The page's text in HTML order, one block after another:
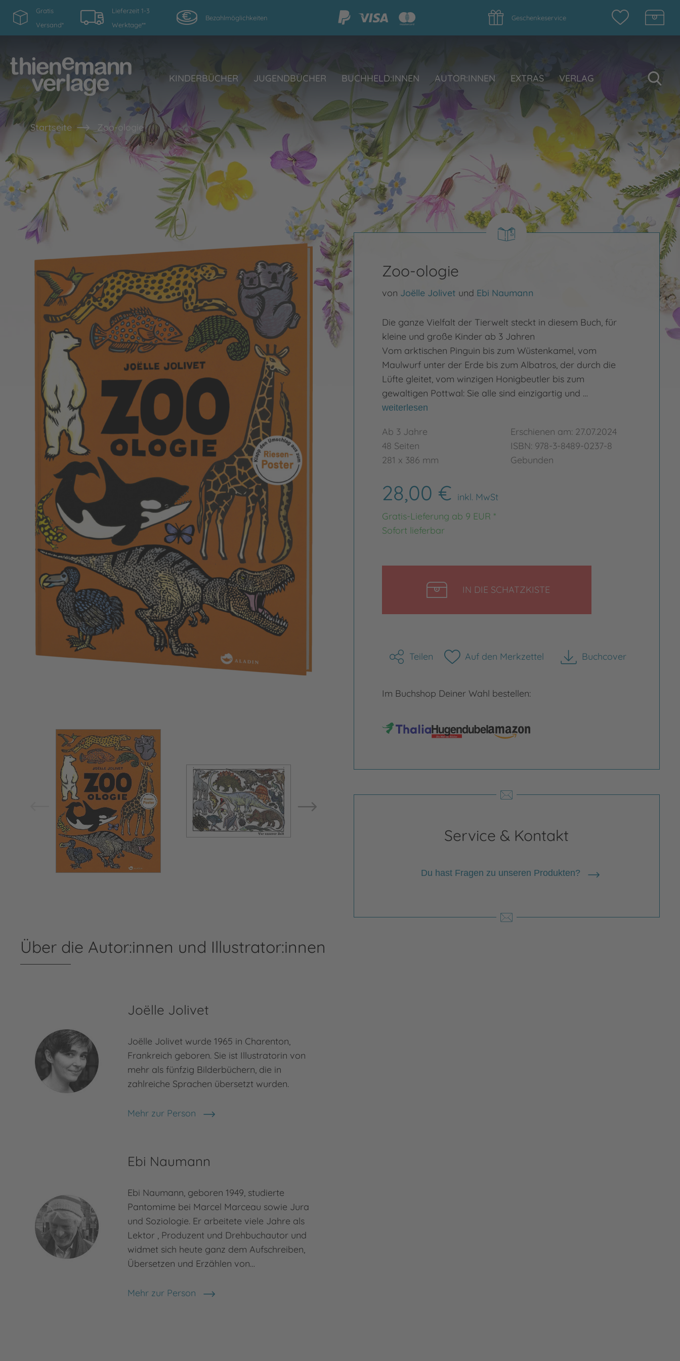
Gratis
Versand*
Lieferzeit 1-3
Werktage**
Bezahlmöglichkeiten Geschenkeservice
KINDERBÜCHER JUGENDBÜCHER BUCHHELD:INNEN AUTOR:INNEN EXTRAS VERLAG
Startseite Zoo-ologie
Bild vergrößern Bild vergrößern Bild vergrößern
Zoo-ologie
von Joëlle Jolivet und Ebi Naumann
Die ganze Vielfalt der Tierwelt steckt in diesem Buch, für
kleine und große Kinder ab 3 Jahren
Vom arktischen Pinguin bis zum Wüstenkamel, vom
Maulwurf unter der Erde bis zum Albatros, der durch die
Lüfte gleitet, vom winzigen Honigbeutler bis zum
gewaltigen Pottwal: Sie alle sind einzigartig und …
weiterlesen
Ab 3 Jahre
48 Seiten
281 x 386 mm
Erschienen am: 27.07.2024
ISBN: 978-3-8489-0237-8
Gebunden
28,00 € inkl. MwSt
Gratis-Lieferung ab 9 EUR *
Sofort lieferbar
IN DIE SCHATZKISTE
Teilen Auf den Merkzettel Buchcover
herunterladen
Im Buchshop Deiner Wahl bestellen:
Service & Kontakt
Du hast Fragen zu unseren Produkten?
Über die Autor:innen und Illustrator:innen
Joëlle Jolivet
Joëlle Jolivet wurde 1965 in Charenton,
Frankreich geboren. Sie ist Illustratorin von
mehr als fünfzig Bilderbüchern, die in
zahlreiche Sprachen übersetzt wurden.
Mehr zur Person
Joëlle Jolivet
Ebi Naumann
Ebi Naumann, geboren 1949, studierte
Pantomime bei Marcel Marceau sowie Jura
und Soziologie. Er arbeitete viele Jahre als
Lektor , Produzent und Drehbuchautor und
widmet sich heute ganz dem Aufschreiben,
Übersetzen und Erzählen von…
Mehr zur Person
Ebi Naumann